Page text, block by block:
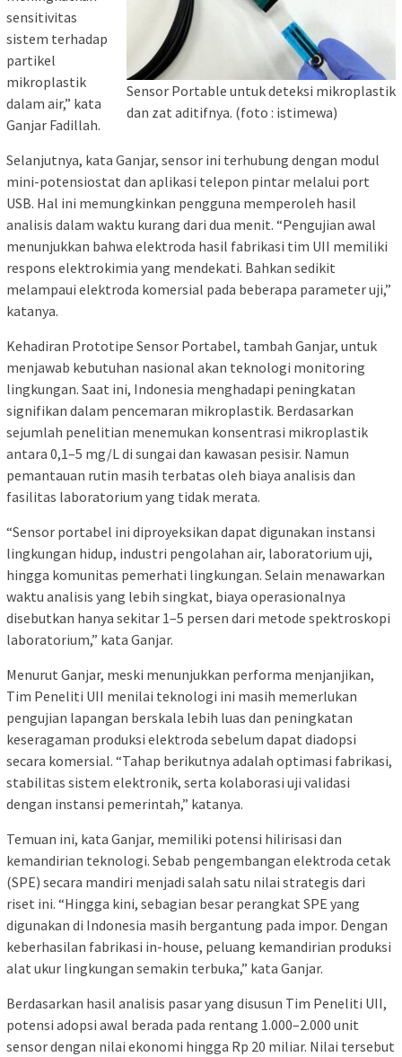
Sensor Portable untuk deteksi mikroplastik
dan zat aditifnya. (foto : istimewa)
sensitivitas
sistem terhadap
partikel
mikroplastik
dalam air,” kata
Ganjar Fadillah.
Selanjutnya, kata Ganjar, sensor ini terhubung dengan modul
mini-potensiostat dan aplikasi telepon pintar melalui port
USB. Hal ini memungkinkan pengguna memperoleh hasil
analisis dalam waktu kurang dari dua menit. “Pengujian awal
menunjukkan bahwa elektroda hasil fabrikasi tim UII memiliki
respons elektrokimia yang mendekati. Bahkan sedikit
melampaui elektroda komersial pada beberapa parameter uji,”
katanya.
Kehadiran Prototipe Sensor Portabel, tambah Ganjar, untuk
menjawab kebutuhan nasional akan teknologi monitoring
lingkungan. Saat ini, Indonesia menghadapi peningkatan
signifikan dalam pencemaran mikroplastik. Berdasarkan
sejumlah penelitian menemukan konsentrasi mikroplastik
antara 0,1–5 mg/L di sungai dan kawasan pesisir. Namun
pemantauan rutin masih terbatas oleh biaya analisis dan
fasilitas laboratorium yang tidak merata.
“Sensor portabel ini diproyeksikan dapat digunakan instansi
lingkungan hidup, industri pengolahan air, laboratorium uji,
hingga komunitas pemerhati lingkungan. Selain menawarkan
waktu analisis yang lebih singkat, biaya operasionalnya
disebutkan hanya sekitar 1–5 persen dari metode spektroskopi
laboratorium,” kata Ganjar.
Menurut Ganjar, meski menunjukkan performa menjanjikan,
Tim Peneliti UII menilai teknologi ini masih memerlukan
pengujian lapangan berskala lebih luas dan peningkatan
keseragaman produksi elektroda sebelum dapat diadopsi
secara komersial. “Tahap berikutnya adalah optimasi fabrikasi,
stabilitas sistem elektronik, serta kolaborasi uji validasi
dengan instansi pemerintah,” katanya.
Temuan ini, kata Ganjar, memiliki potensi hilirisasi dan
kemandirian teknologi. Sebab pengembangan elektroda cetak
(SPE) secara mandiri menjadi salah satu nilai strategis dari
riset ini. “Hingga kini, sebagian besar perangkat SPE yang
digunakan di Indonesia masih bergantung pada impor. Dengan
keberhasilan fabrikasi in-house, peluang kemandirian produksi
alat ukur lingkungan semakin terbuka,” kata Ganjar.
Berdasarkan hasil analisis pasar yang disusun Tim Peneliti UII,
potensi adopsi awal berada pada rentang 1.000–2.000 unit
sensor dengan nilai ekonomi hingga Rp 20 miliar. Nilai tersebut